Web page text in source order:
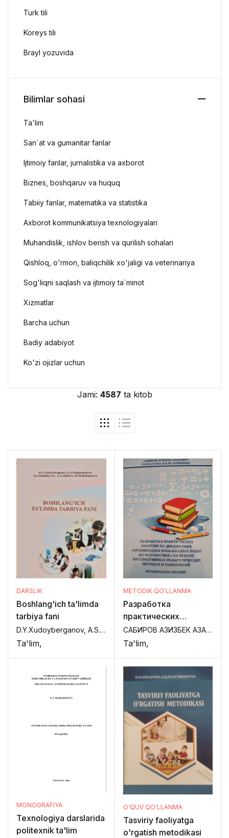
Jami: 4587 ta kitob
DARSLIK
Boshlang'ich ta'limda
tarbiya fani
D.Y.Xudoyberganov, A.S.Otamuradova, S.I.Abdullayeva, A.A.Sabirov, D.Sh.Bekmetova,
Ta'lim,
METODIK QO'LLANMA
Разработка
практических
занятий по дициплине
"организация
по математике " на
основе
интерактивных
педагогических
методов и
технологий "
САБИРОВ АЗИЗБЕК АЗАДОВИЧ , ПАРАХАТОВА АСЕЛЬ СЕРИКОВНА,
Ta'lim,
MONOGRAFIYA
Texnologiya darslarida
politexnik ta'lim
O‘QUV QO‘LLANMA
Tasviriy faoliyatga
o'rgatish metodikasi
Turk tili
Koreys tili
Brayl yozuvida
Bilimlar sohasi
Ta'lim
San`at va gumanitar fanlar
Ijtimoiy fanlar, jurnalistika va axborot
Biznes, boshqaruv va huquq
Tabiiy fanlar, matematika va statistika
Axborot kommunikatsiya texnologiyalari
Muhandislik, ishlov berish va qurilish sohalari
Qishloq, o'rmon, baliqchilik xo'jaligi va veterinariya
Sog'liqni saqlash va ijtimoiy ta`minot
Xizmatlar
Barcha uchun
Badiy adabiyot
Ko'zi ojizlar uchun